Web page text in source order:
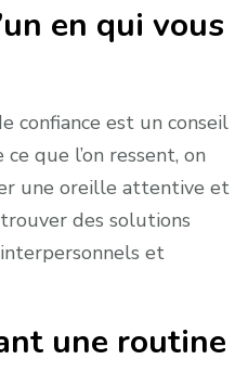
en qui vous
confiance est un conseil
que l’on ressent, on
une oreille attentive et
des solutions
et
une routine